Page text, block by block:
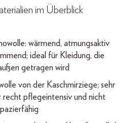
im Überblick
wärmend, atmungsaktiv
ideal für Kleidung, die
getragen wird
von der Kaschmirziege; sehr
recht pflegeintensiv und nicht